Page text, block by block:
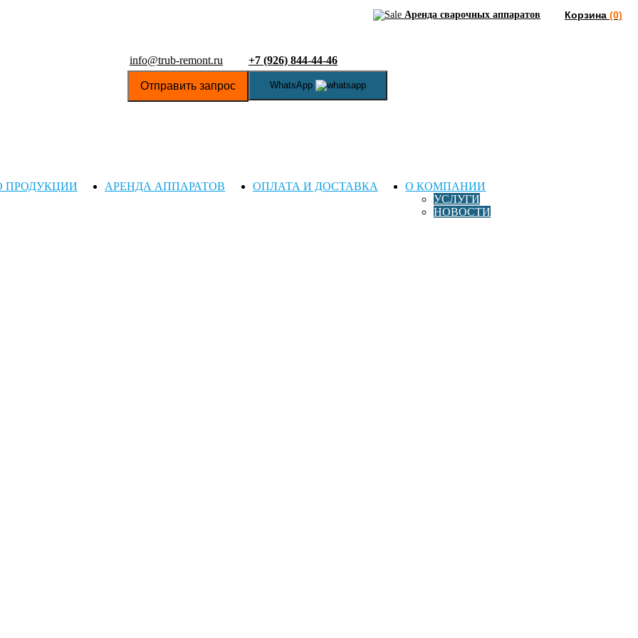
Аренда сварочных аппаратов Корзина (0)
info@trub-remont.ru
Отправить запрос
+7 (926) 844-44-46
WhatsApp
ПРОДУКЦИИ АРЕНДА АППАРАТОВ ОПЛАТА И ДОСТАВКА
О КОМПАНИИ
УСЛУГИ
НОВОСТИ